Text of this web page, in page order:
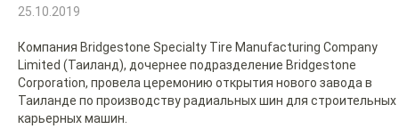
25.10.2019
Компания Bridgestone Specialty Tire Manufacturing Company
Limited (Таиланд), дочернее подразделение Bridgestone
Corporation, провела церемонию открытия нового завода в
Таиланде по производству радиальных шин для строительных
карьерных машин.